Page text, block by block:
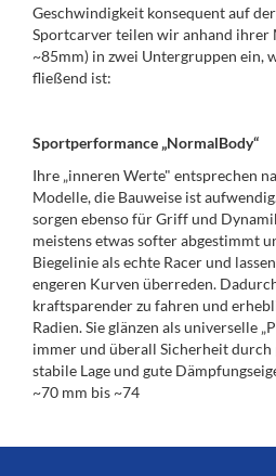
Geschwindigkeit konsequent auf
Sportcarver teilen wir anhand
~85mm) in zwei Untergruppen ein,
fließend ist:
Sportperformance „NormalBody“
Ihre „inneren Werte" entsprechen
Modelle, die Bauweise ist
sorgen ebenso für Griff und
meistens etwas softer abgestimmt
Biegelinie als echte Racer und
engeren Kurven überreden.
kraftsparender zu fahren und
Radien. Sie glänzen als universelle
immer und überall Sicherheit
stabile Lage und gute
~70 mm bis ~74